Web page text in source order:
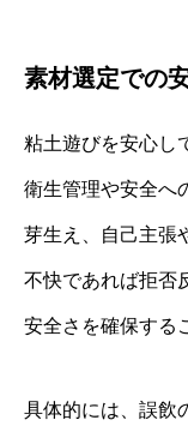
素材選定での
粘土遊びを安心し
衛生管理や安全へ
芽生え、自己主張
不快であれば拒否
安全さを確保する
具体的には、誤飲